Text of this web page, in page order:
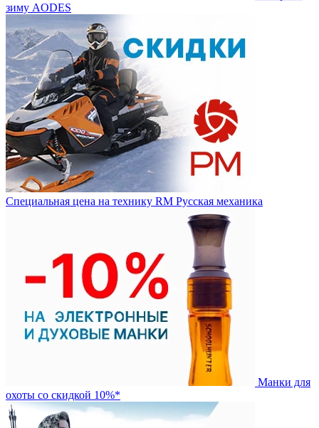
зиму AODES
Специальная цена на технику RM Русская механика
Манки для
охоты со скидкой 10%*